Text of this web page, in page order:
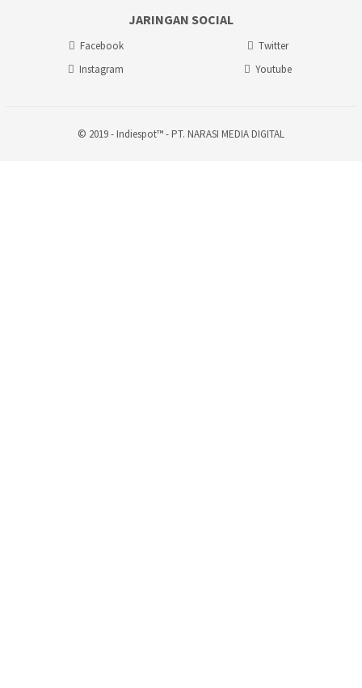
JARINGAN SOCIAL
Facebook
Twitter
Instagram
Youtube
© 2019 - Indiespot™ - PT. NARASI MEDIA DIGITAL